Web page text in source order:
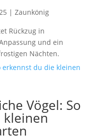
| Zaunkönig
Rückzug in
und ein
Nächten.
Vögel: So
kleinen